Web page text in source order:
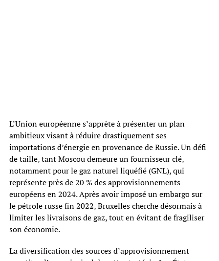
L’Union européenne s’apprête à présenter un plan
ambitieux visant à réduire drastiquement ses
importations d’énergie en provenance de Russie. Un défi
de taille, tant Moscou demeure un fournisseur clé,
notamment pour le gaz naturel liquéfié (GNL), qui
représente près de 20 % des approvisionnements
européens en 2024. Après avoir imposé un embargo sur
le pétrole russe fin 2022, Bruxelles cherche désormais à
limiter les livraisons de gaz, tout en évitant de fragiliser
son économie.
La diversification des sources d’approvisionnement